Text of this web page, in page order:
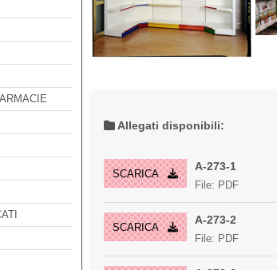
Allegati disponibili:
SCARICA
A-273-1
File: PDF
SCARICA
A-273-2
File: PDF